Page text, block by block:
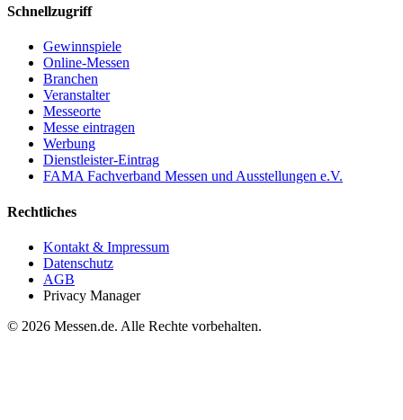
Schnellzugriff
Gewinnspiele
Online-Messen
Branchen
Veranstalter
Messeorte
Messe eintragen
Werbung
Dienstleister-Eintrag
FAMA Fachverband Messen und Ausstellungen e.V.
Rechtliches
Kontakt & Impressum
Datenschutz
AGB
Privacy Manager
© 2026 Messen.de. Alle Rechte vorbehalten.